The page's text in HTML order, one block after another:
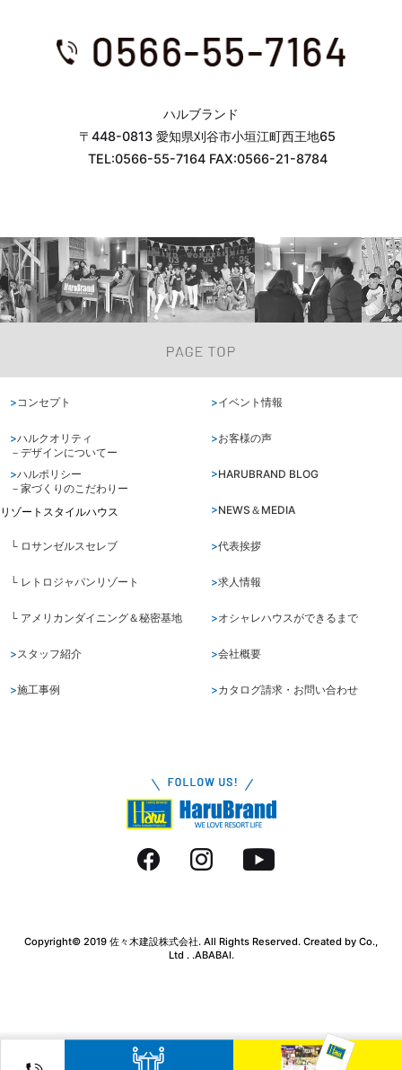
ハルブランド
〒448-0813 愛知県刈谷市小垣江町西王地65
TEL:0566-55-7164 FAX:0566-21-8784
コンセプト イベント情報
ハルクオリティ
－デザインについてー
お客様の声
ハルポリシー
－家づくりのこだわりー
HARUBRAND BLOG
リゾートスタイルハウス NEWS＆MEDIA
└ ロサンゼルスセレブ 代表挨拶
└ レトロジャパンリゾート 求人情報
└ アメリカンダイニング＆秘密基地 オシャレハウスができるまで
スタッフ紹介 会社概要
施工事例 カタログ請求・お問い合わせ
Copyright© 2019 佐々木建設株式会社. All Rights Reserved. Created by Co.,
Ltd . .ABABAI.